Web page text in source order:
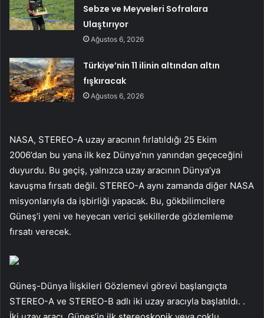
Sebze ve Meyveleri Sofralara
Ulaştırıyor
Ağustos 6, 2026
Türkiye’nin 11 ilinin altından altın
fışkıracak
Ağustos 6, 2026
NASA, STEREO-A uzay aracının fırlatıldığı 25 Ekim
2006’dan bu yana ilk kez Dünya’nın yanından geçeceğini
duyurdu. Bu geçiş, yalnızca uzay aracının Dünya’ya
kavuşma fırsatı değil. STEREO-A aynı zamanda diğer NASA
misyonlarıyla da işbirliği yapacak. Bu, gökbilimcilere
Güneş’i yeni ve heyecan verici şekillerde gözlemleme
fırsatı verecek.
Güneş-Dünya İlişkileri Gözlemevi görevi başlangıçta
STEREO-A ve STEREO-B adlı iki uzay aracıyla başlatıldı. .